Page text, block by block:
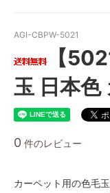
AGI-CBPW-5021
【
玉 日本
0 件のレビュー
カーペット用の色毛玉